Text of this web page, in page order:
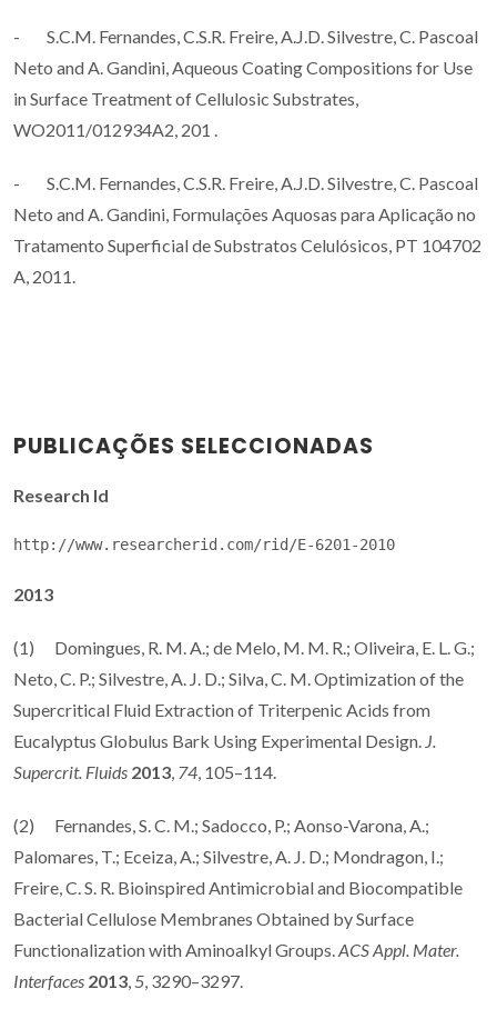
- S.C.M. Fernandes, C.S.R. Freire, A.J.D. Silvestre, C. Pascoal
Neto and A. Gandini, Aqueous Coating Compositions for Use
in Surface Treatment of Cellulosic Substrates,
WO2011/012934A2, 201 .
- S.C.M. Fernandes, C.S.R. Freire, A.J.D. Silvestre, C. Pascoal
Neto and A. Gandini, Formulações Aquosas para Aplicação no
Tratamento Superficial de Substratos Celulósicos, PT 104702
A, 2011.
PUBLICAÇÕES SELECCIONADAS
Research Id
http://www.researcherid.com/rid/E-6201-2010
2013
(1) Domingues, R. M. A.; de Melo, M. M. R.; Oliveira, E. L. G.;
Neto, C. P.; Silvestre, A. J. D.; Silva, C. M. Optimization of the
Supercritical Fluid Extraction of Triterpenic Acids from
Eucalyptus Globulus Bark Using Experimental Design. J.
Supercrit. Fluids 2013 74 , 105–114.
(2) Fernandes, S. C. M.; Sadocco, P.; Aonso-Varona, A.;
Palomares, T.; Eceiza, A.; Silvestre, A. J. D.; Mondragon, I.;
Freire, C. S. R. Bioinspired Antimicrobial and Biocompatible
Bacterial Cellulose Membranes Obtained by Surface
Functionalization with Aminoalkyl Groups. ACS Appl. Mater.
Interfaces 2013 5 , 3290–3297.